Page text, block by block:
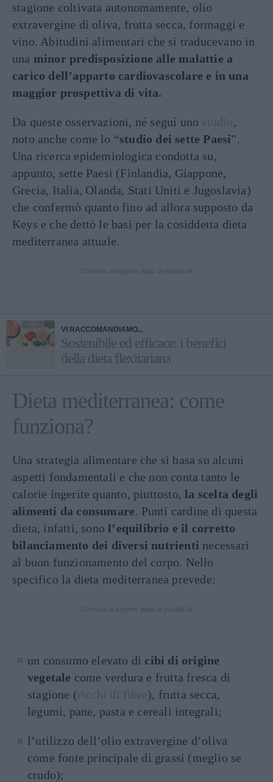
stagione coltivata autonomamente, olio
extravergine di oliva, frutta secca, formaggi e
vino. Abitudini alimentari che si traducevano in
una minor predisposizione alle malattie a
carico dell’apparto cardiovascolare e in una
maggior prospettiva di vita.
Da queste osservazioni, né seguì uno studio,
noto anche come lo “studio dei sette Paesi”.
Una ricerca epidemiologica condotta su,
appunto, sette Paesi (Finlandia, Giappone,
Grecia, Italia, Olanda, Stati Uniti e Jugoslavia)
che confermò quanto fino ad allora supposto da
Keys e che dettò le basi per la cosiddetta dieta
mediterranea attuale.
VI RACCOMANDIAMO...
Sostenibile ed efficace: i benefici
della dieta flexitariana
Dieta mediterranea: come
funziona?
Una strategia alimentare che si basa su alcuni
aspetti fondamentali e che non conta tanto le
calorie ingerite quanto, piuttosto, la scelta degli
alimenti da consumare. Punti cardine di questa
dieta, infatti, sono l’equilibrio e il corretto
bilanciamento dei diversi nutrienti necessari
al buon funzionamento del corpo. Nello
specifico la dieta mediterranea prevede:
un consumo elevato di cibi di origine
vegetale come verdura e frutta fresca di
stagione (ricchi di fibre), frutta secca,
legumi, pane, pasta e cereali integrali;
l’utilizzo dell’olio extravergine d’oliva
come fonte principale di grassi (meglio se
crudo);